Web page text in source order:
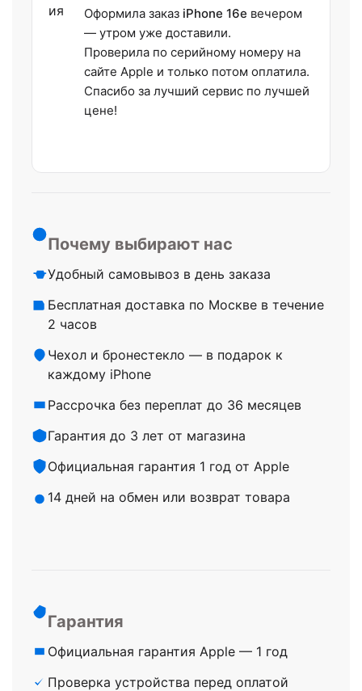
Оформила заказ iPhone 16e вечером
— утром уже доставили.
Проверила по серийному номеру на
сайте Apple и только потом оплатила.
Спасибо за лучший сервис по лучшей
цене!
Почему выбирают нас
Удобный самовывоз в день заказа
Бесплатная доставка по Москве в течение
2 часов
Чехол и бронестекло — в подарок к
каждому iPhone
Рассрочка без переплат до 36 месяцев
Гарантия до 3 лет от магазина
Официальная гарантия 1 год от Apple
14 дней на обмен или возврат товара
Гарантия
Официальная гарантия Apple — 1 год
Проверка устройства перед оплатой